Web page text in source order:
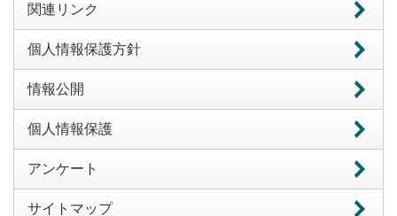
関連リンク
個人情報保護方針
情報公開
個人情報保護
アンケート
サイトマップ